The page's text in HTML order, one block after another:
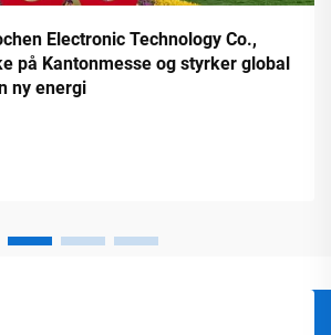
Electronic Technology Co.,
på Kantonmesse og styrker global
ny energi